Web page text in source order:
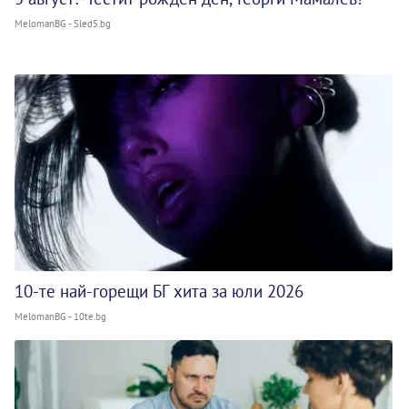
MelomanBG - Sled5.bg
10-те най-горещи БГ хита за юли 2026
MelomanBG - 10te.bg